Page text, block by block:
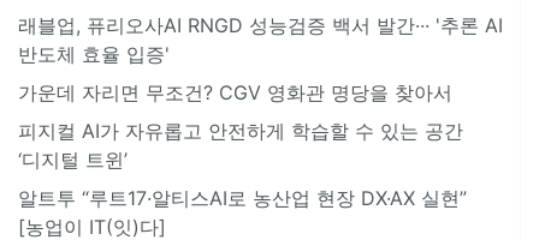
래블업, 퓨리오사AI RNGD 성능검증 백서 발간··· '추론 AI
반도체 효율 입증'
가운데 자리면 무조건? CGV 영화관 명당을 찾아서
피지컬 AI가 자유롭고 안전하게 학습할 수 있는 공간
‘디지털 트윈’
알트투 “루트17·알티스AI로 농산업 현장 DX·AX 실현”
[농업이 IT(잇)다]